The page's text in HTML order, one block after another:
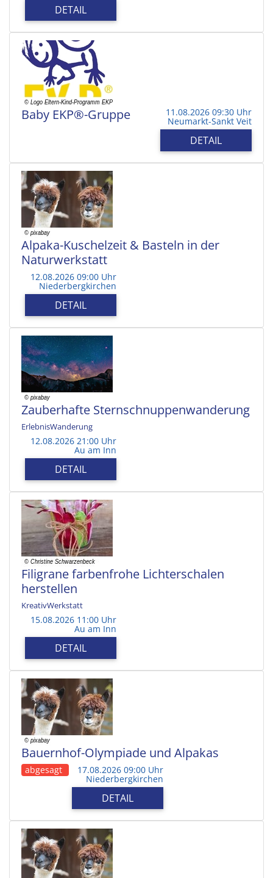
DETAIL
Baby EKP®-Gruppe 11.08.2026 09:30 Uhr
Neumarkt-Sankt Veit
DETAIL
Alpaka-Kuschelzeit & Basteln in der
Naturwerkstatt
12.08.2026 09:00 Uhr
Niederbergkirchen
DETAIL
Zauberhafte Sternschnuppenwanderung
ErlebnisWanderung
12.08.2026 21:00 Uhr
Au am Inn
DETAIL
Filigrane farbenfrohe Lichterschalen
herstellen
KreativWerkstatt
15.08.2026 11:00 Uhr
Au am Inn
DETAIL
Bauernhof-Olympiade und Alpakas
abgesagt 17.08.2026 09:00 Uhr
Niederbergkirchen
DETAIL